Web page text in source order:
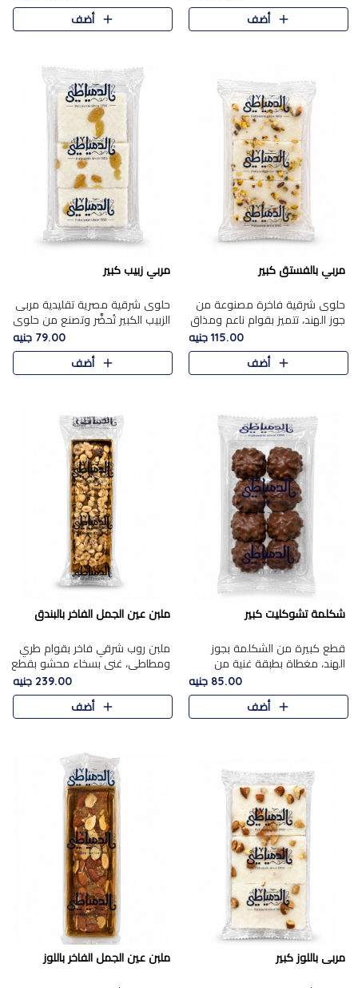
أضف
التوازن المثالي بين قوام القرمشة
ونكهة الشوكولاتة ا..
أضف
مربي بالفستق كبير
حلوى شرقية فاخرة مصنوعة من
جوز الهند، تتميز بقوام ناعم ومذاق
غني، وتزين بقطع من الفستق
الفاخر التي تضيف عليها قرمشة
115.00 جنيه
أضف
مربي زبيب كبير
حلوى شرقية مصرية تقليدية مربى
الزبيب الكبير تُحضَّر وتصنع من حلوي
جوز الهند باسد بقوام طري ومذاق
غني، وتُزين وتغطا بحبات الزبيب
الذهبي التي ..
79.00 جنيه
أضف
شكلمة تشوكليت كبير
قطع كبيرة من الشكلمة بجوز
الهند، مغطاة بطبقة غنية من
الشوكولاتة الفاخرة لتجمع بين
القوام الطري من الداخل مركز جوز
الهند المطاطي والمذاق الغن..
85.00 جنيه
أضف
ملبن عين الجمل الفاخر بالبندق
ملبن روب شرقي فاخر بقوام طري
ومطاطي، غني بسخاء محشو بقطع
عين الجمل والبندق المحمص التي
تضيف قرمشة مميزة مُرضية
ونكهة جوزية غنية في كل
239.00 جنيه
أضف
مربى باللوز كبير ملبن عين الجمل الفاخر باللوز